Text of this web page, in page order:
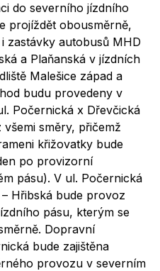
do severního jízdního
projíždět obousměrně,
zastávky autobusů MHD
a Plaňanská v jízdních
Malešice západ a
budu provedeny v
Počernická x Dřevčická
směry, přičemž
křižovatky bude
po provizorní
pásu). V ul. Počernická
Hřibská bude provoz
pásu, kterým se
Dopravní
bude zajištěna
provozu v severním